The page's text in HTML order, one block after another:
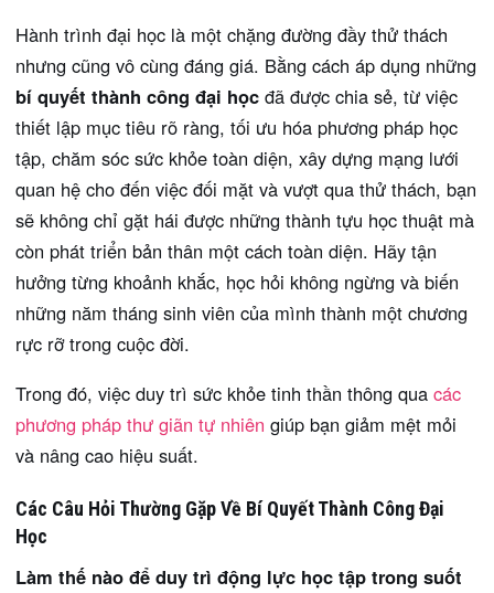
Hành trình đại học là một chặng đường đầy thử thách
nhưng cũng vô cùng đáng giá. Bằng cách áp dụng những
bí quyết thành công đại học đã được chia sẻ, từ việc
thiết lập mục tiêu rõ ràng, tối ưu hóa phương pháp học
tập, chăm sóc sức khỏe toàn diện, xây dựng mạng lưới
quan hệ cho đến việc đối mặt và vượt qua thử thách, bạn
sẽ không chỉ gặt hái được những thành tựu học thuật mà
còn phát triển bản thân một cách toàn diện. Hãy tận
hưởng từng khoảnh khắc, học hỏi không ngừng và biến
những năm tháng sinh viên của mình thành một chương
rực rỡ trong cuộc đời.
Trong đó, việc duy trì sức khỏe tinh thần thông qua các
phương pháp thư giãn tự nhiên giúp bạn giảm mệt mỏi
và nâng cao hiệu suất.
Các Câu Hỏi Thường Gặp Về Bí Quyết Thành Công Đại
Học
Làm thế nào để duy trì động lực học tập trong suốt